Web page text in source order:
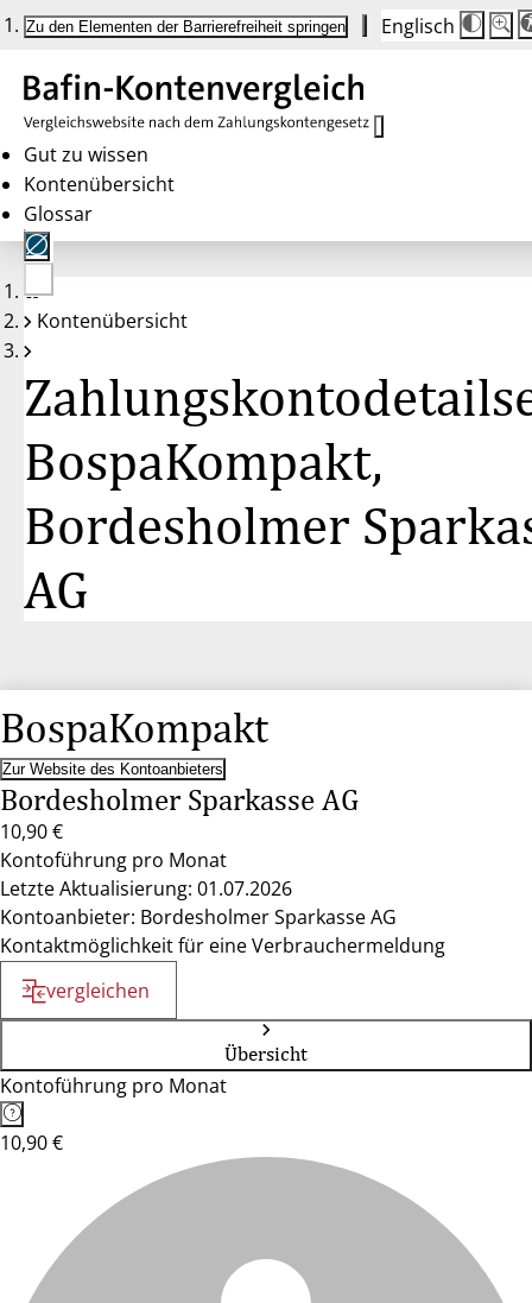
Zu den Elementen der Barrierefreiheit springen Englisch
Die
auf
100
100
Gut zu wissen
Kontenübersicht
Glossar
Keine
Konten
Kontenübersicht
BospaKompakt,
Bordesholmer
AG
BospaKompakt
Zur Website des Kontoanbieters
Bordesholmer Sparkasse AG
10,90 €
Kontoführung pro Monat
Letzte Aktualisierung: 01.07.2026
Kontoanbieter: Bordesholmer Sparkasse AG
Kontaktmöglichkeit für eine Verbrauchermeldung
vergleichen
Übersicht
Kontoführung pro Monat
10,90 €